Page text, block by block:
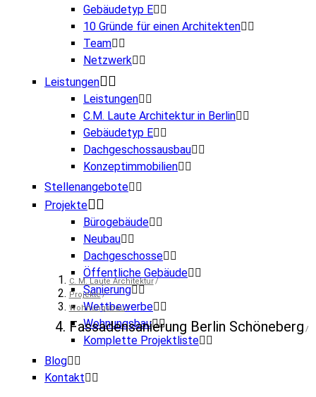
Gebäudetyp E
10 Gründe für einen Architekten
Team
Netzwerk
Leistungen
Leistungen
C.M. Laute Architektur in Berlin
Gebäudetyp E
Dachgeschossausbau
Konzeptimmobilien
Stellenangebote
Projekte
Bürogebäude
Neubau
Dachgeschosse
Öffentliche Gebäude
Sanierung
Wettbewerbe
Wohnungsbau
Komplette Projektliste
Blog
Kontakt
C. M. Laute Architektur
Projekte
Wohnungsbau
Fassadensanierung Berlin Schöneberg